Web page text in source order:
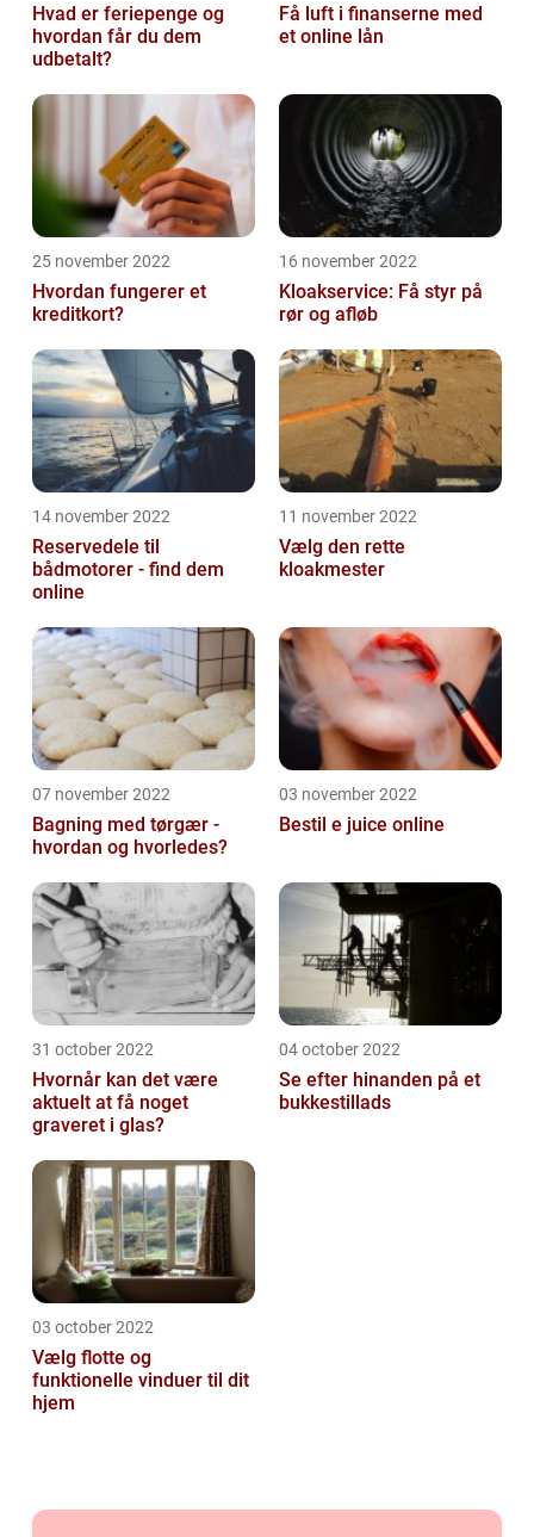
Hvad er feriepenge og
hvordan får du dem
udbetalt?
Få luft i finanserne med
et online lån
25 november 2022
Hvordan fungerer et
kreditkort?
16 november 2022
Kloakservice: Få styr på
rør og afløb
14 november 2022
Reservedele til
bådmotorer - find dem
online
11 november 2022
Vælg den rette
kloakmester
07 november 2022
Bagning med tørgær -
hvordan og hvorledes?
03 november 2022
Bestil e juice online
31 october 2022
Hvornår kan det være
aktuelt at få noget
graveret i glas?
04 october 2022
Se efter hinanden på et
bukkestillads
03 october 2022
Vælg flotte og
funktionelle vinduer til dit
hjem